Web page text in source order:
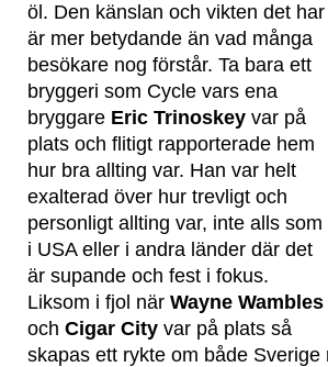
öl. Den känslan och vikten det har
är mer betydande än vad många
besökare nog förstår. Ta bara ett
bryggeri som Cycle vars ena
bryggare Eric Trinoskey var på
plats och flitigt rapporterade hem
hur bra allting var. Han var helt
exalterad över hur trevligt och
personligt allting var, inte alls som
i USA eller i andra länder där det
är supande och fest i fokus.
Liksom i fjol när Wayne Wambles
och Cigar City var på plats så
skapas ett rykte om både